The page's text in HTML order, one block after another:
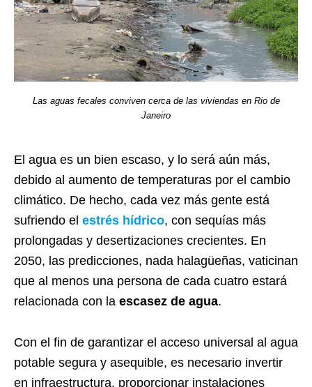
Las aguas fecales conviven cerca de las viviendas en Rio de
Janeiro
El agua es un bien escaso, y lo será aún más,
debido al aumento de temperaturas por el cambio
climático. De hecho, cada vez más gente está
sufriendo el estrés hídrico, con sequías más
prolongadas y desertizaciones crecientes. En
2050, las predicciones, nada halagüeñas, vaticinan
que al menos una persona de cada cuatro estará
relacionada con la escasez de agua.
Con el fin de garantizar el acceso universal al agua
potable segura y asequible, es necesario invertir
en infraestructura, proporcionar instalaciones